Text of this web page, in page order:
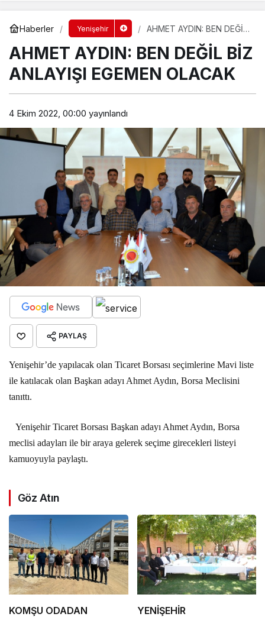
Haberler Yenişehir
AHMET AYDIN: BEN DEĞİL
OLACAK
AHMET AYDIN: BEN DEĞİL BİZ
ANLAYIŞI EGEMEN OLACAK
4 Ekim 2022, 00:00 yayınlandı
PAYLAŞ
Yenişehir’de yapılacak olan Ticaret Borsası seçimlerine Mavi liste
ile katılacak olan Başkan adayı Ahmet Aydın, Borsa Meclisini
tanıttı.
Yenişehir Ticaret Borsası Başkan adayı Ahmet Aydın, Borsa
meclisi adayları ile bir araya gelerek seçime girecekleri listeyi
kamuoyuyla paylaştı.
Göz Atın
KOMŞU ODADAN
YENİŞEHİR